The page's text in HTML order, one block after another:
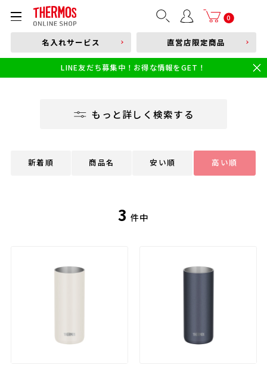
0
部品購入はこちら
本体品番やキーワードを入力
食洗機対応 新製品
幼児・園児向け水筒
名入れサービス 直営店限定商品
LINE友だち募集中！お得な情報をGET！
もっと詳しく検索する
新着順 商品名 安い順 高い順
3 件中